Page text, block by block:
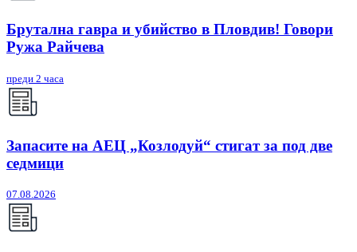
Брутална гавра и убийство в Пловдив! Говори
Ружа Райчева
преди 2 часа
Запасите на АЕЦ „Козлодуй“ стигат за под две
седмици
07.08.2026